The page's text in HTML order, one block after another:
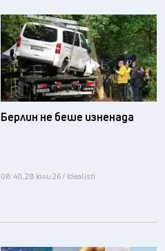
Берлин не беше изненада
08:40, 28 юли 26 / Idealisti